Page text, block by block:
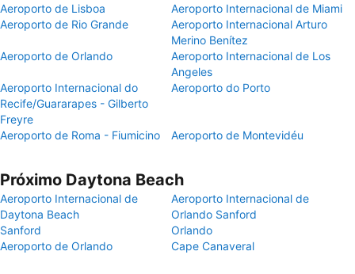
Aeroporto de Lisboa
Aeroporto Internacional de Miami
Aeroporto de Rio Grande
Aeroporto Internacional Arturo
Merino Benítez
Aeroporto de Orlando
Aeroporto Internacional de Los
Angeles
Aeroporto Internacional do
Recife/Guararapes - Gilberto
Freyre
Aeroporto do Porto
Aeroporto de Roma - Fiumicino Aeroporto de Montevidéu
Próximo Daytona Beach
Aeroporto Internacional de
Daytona Beach
Aeroporto Internacional de
Orlando Sanford
Sanford
Orlando
Aeroporto de Orlando
Cape Canaveral